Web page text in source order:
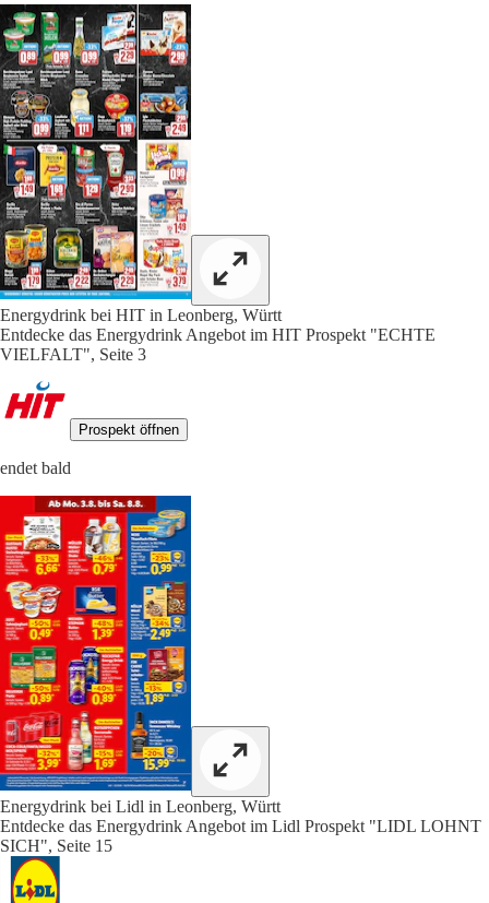
Energydrink bei HIT in Leonberg, Württ
Entdecke das Energydrink Angebot im HIT Prospekt "ECHTE
VIELFALT", Seite 3
Prospekt öffnen
endet bald
Energydrink bei Lidl in Leonberg, Württ
Entdecke das Energydrink Angebot im Lidl Prospekt "LIDL LOHNT
SICH", Seite 15